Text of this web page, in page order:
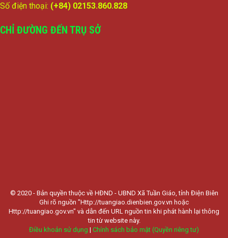
Số điện thoại: (+84) 02153.860.828
CHỈ ĐƯỜNG ĐẾN TRỤ SỞ
© 2020 - Bản quyền thuộc về HĐND - UBND Xã Tuần Giáo, tỉnh Điện Biên
Ghi rõ nguồn "Http://tuangiao.dienbien.gov.vn hoặc
Http://tuangiao.gov.vn" và dẫn đến URL nguồn tin khi phát hành lại thông
tin từ website này.
Điều khoản sử dụng | Chính sách bảo mật (Quyền riêng tư)